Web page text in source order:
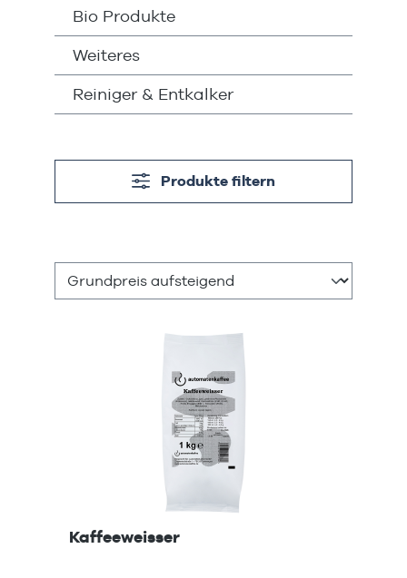
Bio Produkte
Weiteres
Reiniger & Entkalker
Produkte filtern
Kaffeeweisser